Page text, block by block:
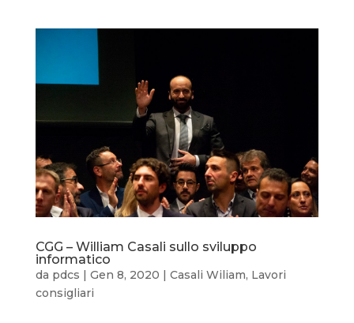
CGG – William Casali sullo sviluppo
informatico
da pdcs | Gen 8, 2020 | Casali Wiliam, Lavori
consigliari